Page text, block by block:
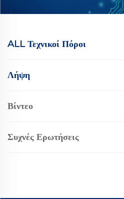
ALL Τεχνικοί Πόροι
Λήψη
Βίντεο
Συχνές Ερωτήσεις